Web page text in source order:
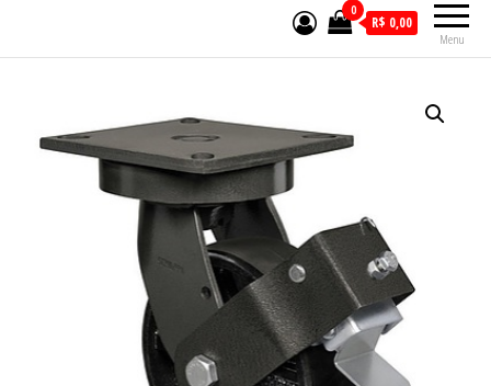
Menu
0
R$ 0,00